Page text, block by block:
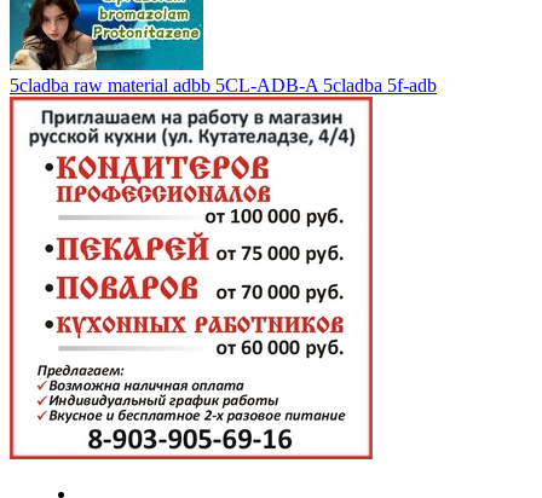
5cladba raw material adbb 5CL-ADB-A 5cladba 5f-adb